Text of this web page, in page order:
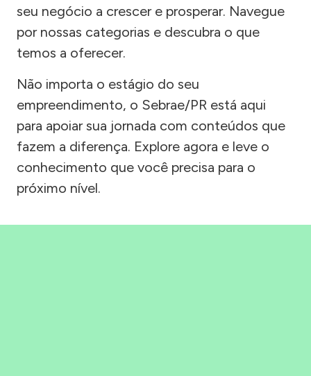
seu negócio a crescer e prosperar. Navegue
por nossas categorias e descubra o que
temos a oferecer.
Não importa o estágio do seu
empreendimento, o Sebrae/PR está aqui
para apoiar sua jornada com conteúdos que
fazem a diferença. Explore agora e leve o
conhecimento que você precisa para o
próximo nível.